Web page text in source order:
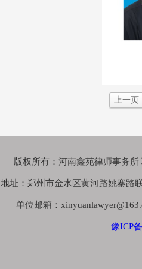
上一页
版权所有：河南鑫苑律师事务
地址：郑州市金水区黄河路姚寨路
单位邮箱：
豫ICP